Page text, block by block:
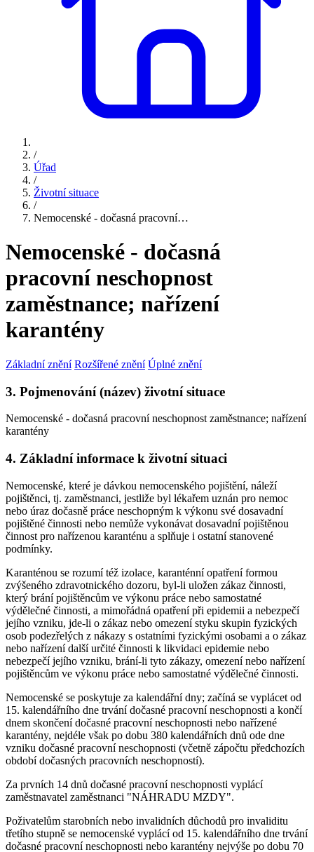
/
Úřad
/
Životní situace
/
Nemocenské - dočasná pracovní…
Nemocenské - dočasná
pracovní neschopnost
zaměstnance; nařízení
karantény
Základní znění Rozšířené znění Úplné znění
3. Pojmenování (název) životní situace
Nemocenské - dočasná pracovní neschopnost zaměstnance; nařízení
karantény
4. Základní informace k životní situaci
Nemocenské, které je dávkou nemocenského pojištění, náleží
pojištěnci, tj. zaměstnanci, jestliže byl lékařem uznán pro nemoc
nebo úraz dočasně práce neschopným k výkonu své dosavadní
pojištěné činnosti nebo nemůže vykonávat dosavadní pojištěnou
činnost pro nařízenou karanténu a splňuje i ostatní stanovené
podmínky.
Karanténou se rozumí též izolace, karanténní opatření formou
zvýšeného zdravotnického dozoru, byl-li uložen zákaz činnosti,
který brání pojištěncům ve výkonu práce nebo samostatné
výdělečné činnosti, a mimořádná opatření při epidemii a nebezpečí
jejího vzniku, jde-li o zákaz nebo omezení styku skupin fyzických
osob podezřelých z nákazy s ostatními fyzickými osobami a o zákaz
nebo nařízení další určité činnosti k likvidaci epidemie nebo
nebezpečí jejího vzniku, brání-li tyto zákazy, omezení nebo nařízení
pojištěncům ve výkonu práce nebo samostatné výdělečné činnosti.
Nemocenské se poskytuje za kalendářní dny; začíná se vyplácet od
15. kalendářního dne trvání dočasné pracovní neschopnosti a končí
dnem skončení dočasné pracovní neschopnosti nebo nařízené
karantény, nejdéle však po dobu 380 kalendářních dnů ode dne
vzniku dočasné pracovní neschopnosti (včetně zápočtu předchozích
období dočasných pracovních neschopností).
Za prvních 14 dnů dočasné pracovní neschopnosti vyplácí
zaměstnavatel zaměstnanci "NÁHRADU MZDY".
Poživatelům starobních nebo invalidních důchodů pro invaliditu
třetího stupně se nemocenské vyplácí od 15. kalendářního dne trvání
dočasné pracovní neschopnosti nebo karantény nejvýše po dobu 70